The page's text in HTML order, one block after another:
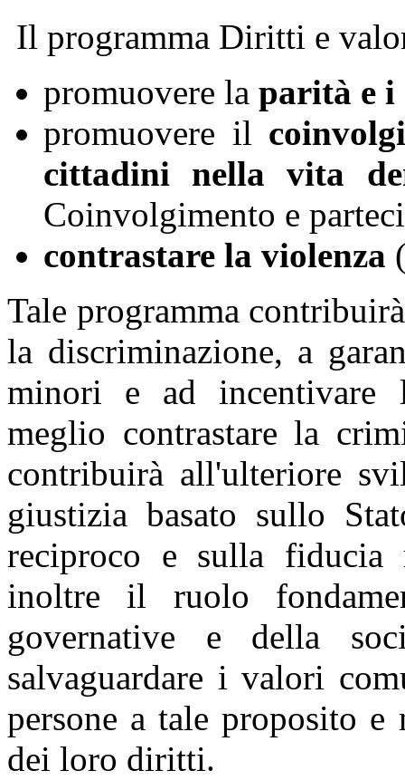
Il programma Diritti e
promuovere la parità e
promuovere il
cittadini nella vita
Coinvolgimento e
contrastare la violenza
Tale programma
la discriminazione, a
minori e ad incentivare
meglio contrastare la
contribuirà all'ulteriore
giustizia basato sullo
reciproco e sulla fiducia
inoltre il ruolo
governative e della
salvaguardare i valori
persone a tale proposito e
dei loro diritti.